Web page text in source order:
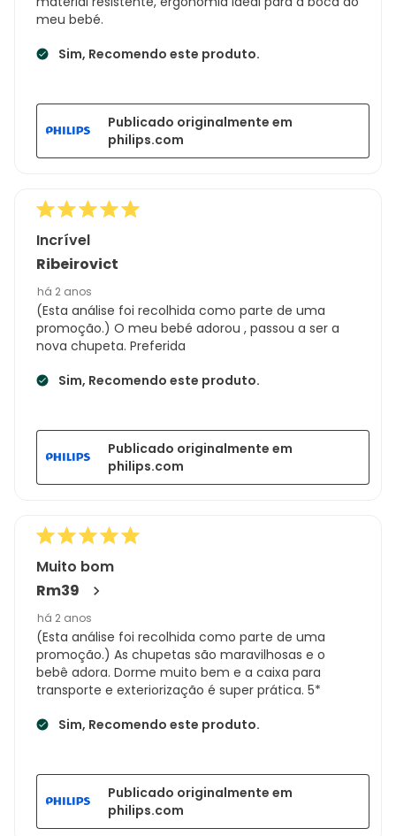
meu bebé.
Sim, Recomendo este produto.
Publicado originalmente em
philips.com
Incrível
Ribeirovict
há 2 anos
(Esta análise foi recolhida como parte de uma
promoção.) O meu bebé adorou , passou a ser a
nova chupeta. Preferida
Sim, Recomendo este produto.
Publicado originalmente em
philips.com
Muito bom
Rm39
há 2 anos
(Esta análise foi recolhida como parte de uma
promoção.) As chupetas são maravilhosas e o
bebê adora. Dorme muito bem e a caixa para
transporte e exteriorização é super prática. 5*
Sim, Recomendo este produto.
Publicado originalmente em
philips.com